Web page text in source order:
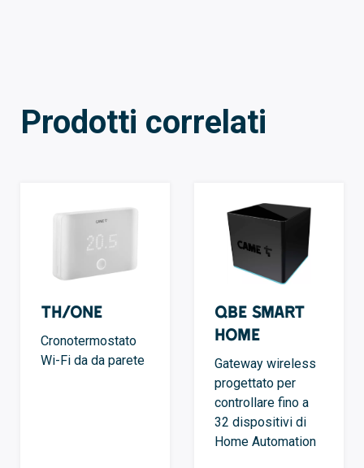
Prodotti correlati
TH/ONE
Cronotermostato
Wi-Fi da da parete
QBE Smart
Home
Gateway wireless
progettato per
controllare fino a
32 dispositivi di
Home Automation